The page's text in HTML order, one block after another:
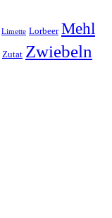
Limette Lorbeer Mehl
Zutat Zwiebeln